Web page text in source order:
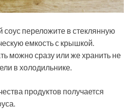
переложите в стеклянную
емкость с крышкой.
можно сразу или же хранить не
в холодильнике.
продуктов получается